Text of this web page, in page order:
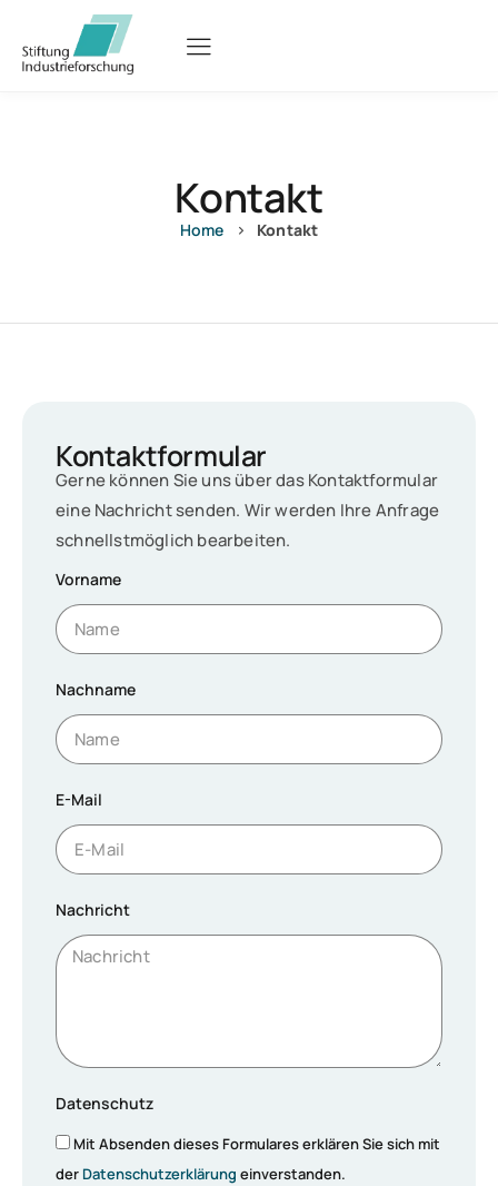
Kontakt
Home › Kontakt
Kontaktformular
Gerne können Sie uns über das Kontaktformular
eine Nachricht senden. Wir werden Ihre Anfrage
schnellstmöglich bearbeiten.
Vorname
Nachname
E-Mail
Nachricht
Datenschutz
Mit Absenden dieses Formulares erklären Sie sich mit
der Datenschutzerklärung einverstanden.